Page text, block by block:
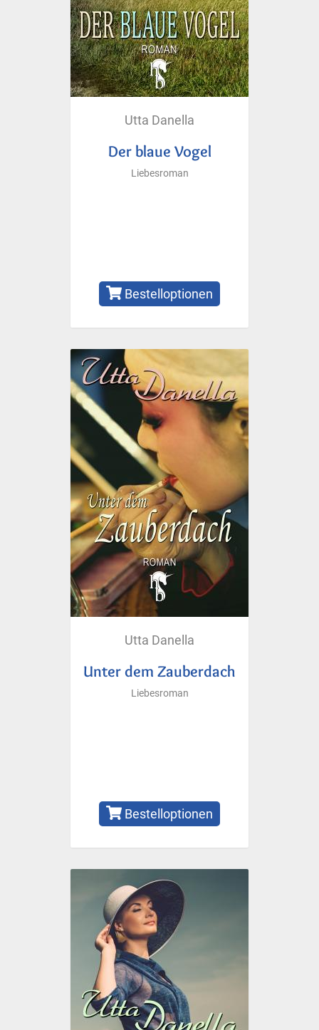
Utta Danella
Der blaue Vogel
Liebesroman
Bestelloptionen
Utta Danella
Unter dem Zauberdach
Liebesroman
Bestelloptionen